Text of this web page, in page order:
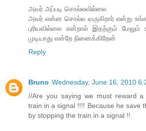
அவர் அப்படி சொல்லவில்லை
அவர் என்ன சொல்ல வருகிறார் என்று
புரியவில்லை என்றால் இதற்கும் மேலும்
முடியாது என்றே நினைக்கிறேன்
Reply
Bruno Wednesday, June 16, 2010
//Are you saying we must reward
train in a signal !!!! Because he save
by stopping the train in a signal !!